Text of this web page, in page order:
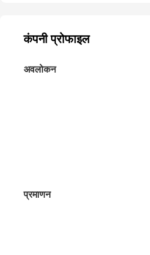
कंपनी प्रोफाइल
अवलोकन
प्रमाणन